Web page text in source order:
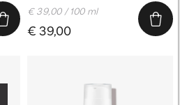
€ 39,00
€ 39,00 / 100 ml